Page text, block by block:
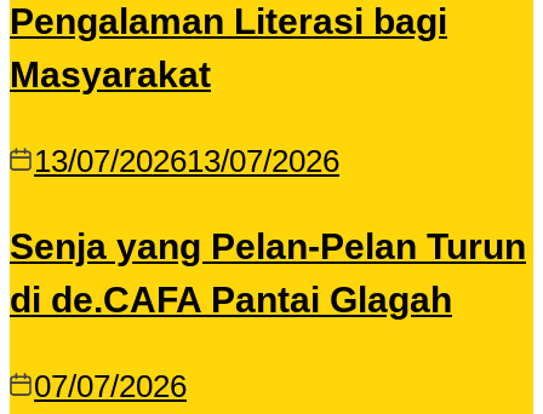
Pengalaman Literasi bagi
Masyarakat
13/07/202613/07/2026
Senja yang Pelan-Pelan Turun
di de.CAFA Pantai Glagah
07/07/2026